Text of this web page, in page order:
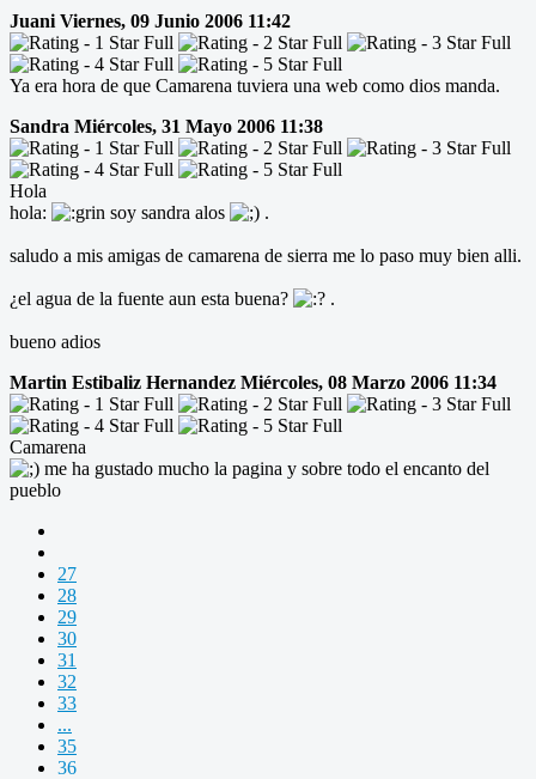
Juani Viernes, 09 Junio 2006 11:42
Ya era hora de que Camarena tuviera una web como dios manda.
Sandra Miércoles, 31 Mayo 2006 11:38
Hola
hola:
soy sandra alos .
saludo a mis amigas de camarena de sierra me lo paso muy bien alli.
¿el agua de la fuente aun esta buena? .
bueno adios
Martin Estibaliz Hernandez Miércoles, 08 Marzo 2006 11:34
Camarena
me ha gustado mucho la pagina y sobre todo el encanto del
pueblo
27
28
29
30
31
32
33
...
35
36